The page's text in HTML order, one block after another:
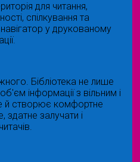
для читання,
спілкування та
навігатор у друкованому
Бібліотека не лише
інформації з вільним і
й створює комфортне
здатне залучати і